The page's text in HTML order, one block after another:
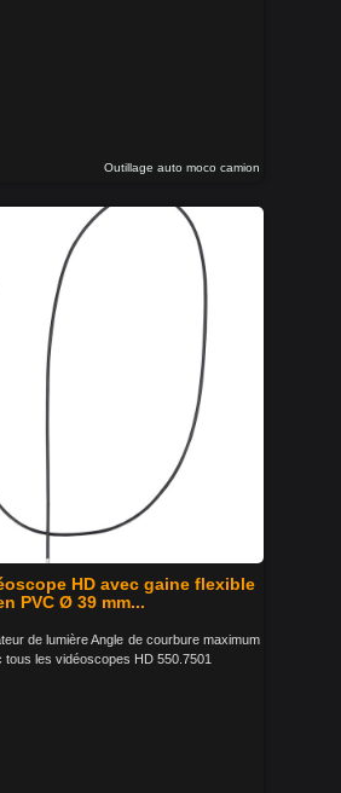
Outillage auto moco camion
HD avec gaine flexible
PVC Ø 39 mm...
de lumière Angle de courbure maximum
tous les vidéoscopes HD 550.7501